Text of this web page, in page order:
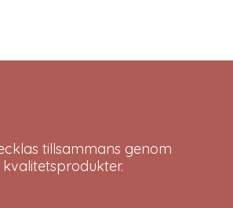
tillsammans genom